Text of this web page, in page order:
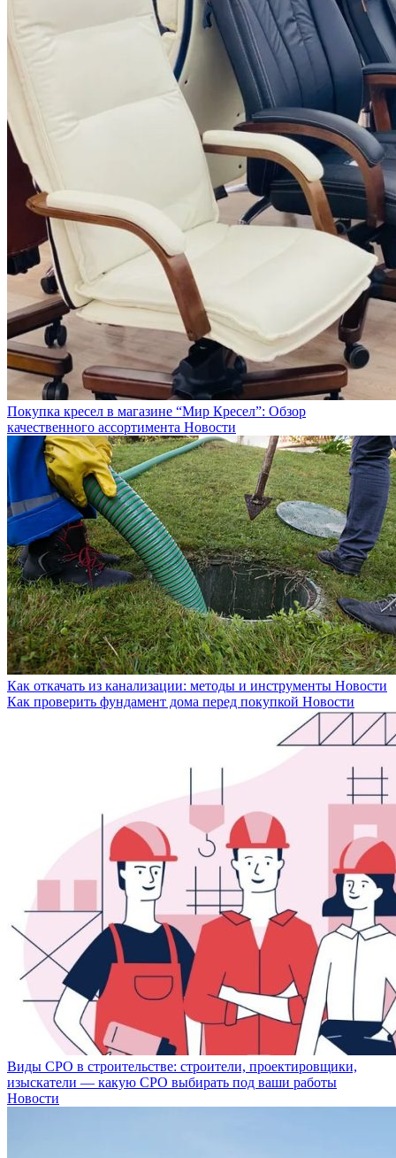
Покупка кресел в магазине “Мир Кресел”: Обзор
качественного ассортимента Новости
Как откачать из канализации: методы и инструменты Новости
Как проверить фундамент дома перед покупкой Новости
Виды СРО в строительстве: строители, проектировщики,
изыскатели — какую СРО выбирать под ваши работы
Новости